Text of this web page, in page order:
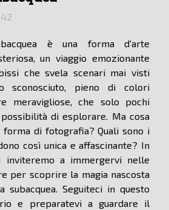
è una forma d'arte
un viaggio emozionante
che svela scenari mai visti
sconosciuto, pieno di colori
meravigliose, che solo pochi
di esplorare. Ma cosa
di fotografia? Quali sono i
così unica e affascinante? In
inviteremo a immergervi nelle
per scoprire la magia nascosta
Seguiteci in questo
e preparatevi a guardare il